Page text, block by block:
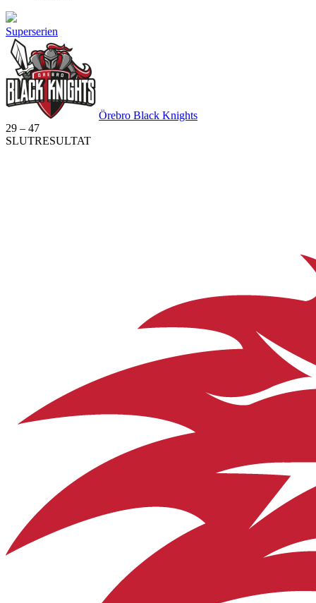
Superserien
Örebro Black Knights
29 – 47
SLUTRESULTAT